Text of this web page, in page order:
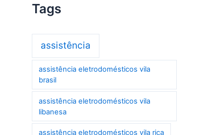
Tags
assistência
assistência eletrodomésticos vila
brasil
assistência eletrodomésticos vila
libanesa
assistência eletrodomésticos vila rica